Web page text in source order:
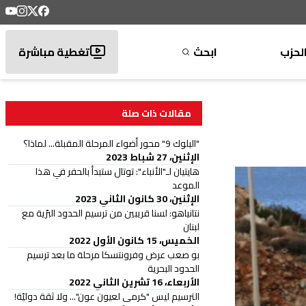
الحزب ابحث تغطية مباشرة
مقالات ذات صلة
"البلوك 9" محور أضواء المرحلة المقبلة... لماذا؟
الإثنين، 27 شباط 2023
هايتيان لـ"الأنباء": توتال ستبدأ بالحفر في هذا
الموعد
الإثنين، 30 كانون الثاني 2023
نتانياهو: لسنا قريبين من ترسيم الحدود البرّية مع
لبنان
الخميس، 15 كانون الأول 2022
بو صعب عرض وفرونتسكا مرحلة ما بعد ترسيم
الحدود البحرية
الأربعاء، 16 تشرين الثاني 2022
الترسيم ليس "كرمى لعيون عون"... ولا ثقة دوليّة!